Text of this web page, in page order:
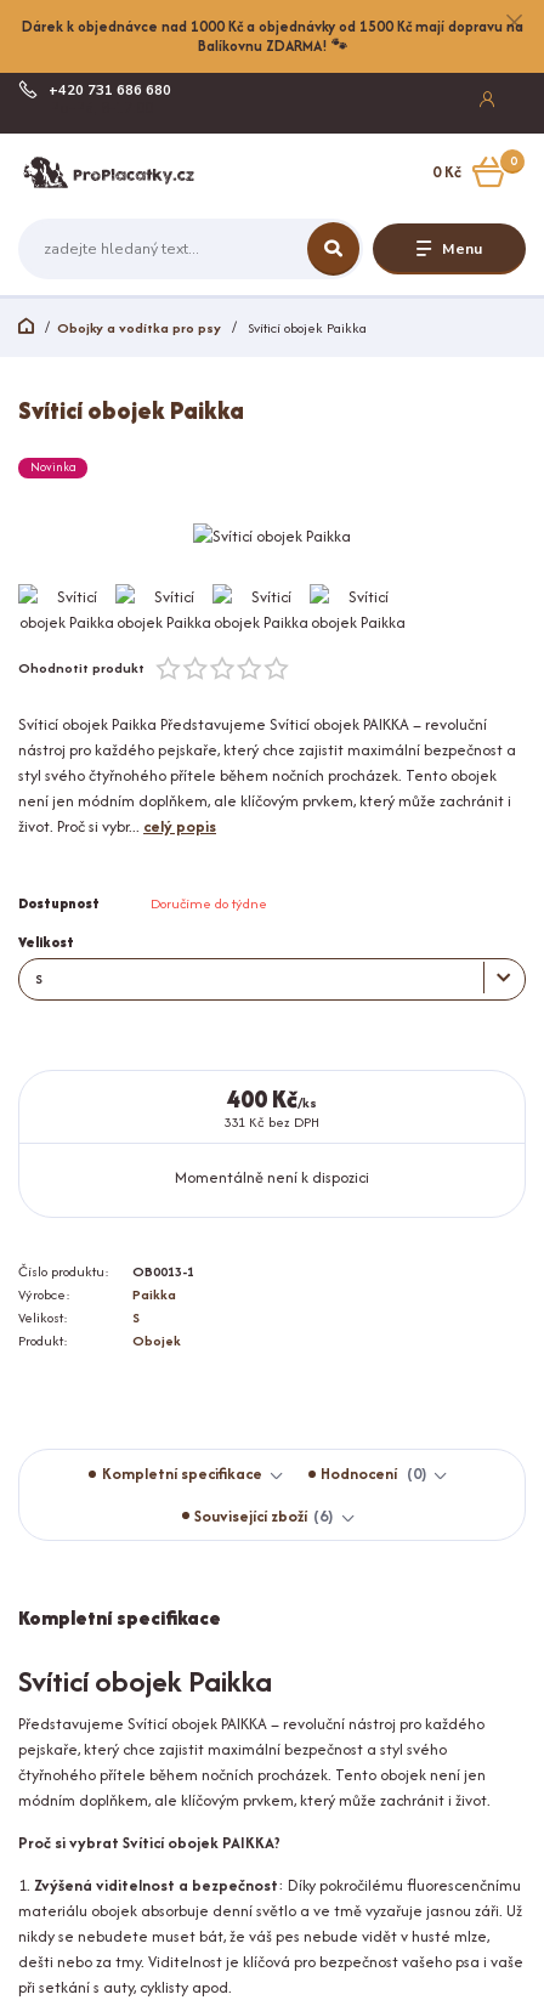
Dárek k objednávce nad 1000 Kč a objednávky od 1500 Kč mají dopravu na
Balíkovnu ZDARMA! 🐾
Menu
+420 731 686 680
0
0 Kč
Obojky a vodítka pro psy Svíticí obojek Paikka
Svíticí obojek Paikka
Novinka
Ohodnotit produkt
Svíticí obojek Paikka Představujeme Svíticí obojek PAIKKA – revoluční
nástroj pro každého pejskaře, který chce zajistit maximální bezpečnost a
styl svého čtyřnohého přítele během nočních procházek. Tento obojek
není jen módním doplňkem, ale klíčovým prvkem, který může zachránit i
život. Proč si vybr... celý popis
Dostupnost Doručíme do týdne
Velikost
400 Kč/ks
331 Kč bez DPH
Momentálně není k dispozici
Číslo produktu:
OB0013-1
Výrobce:
Paikka
Velikost:
S
Produkt:
Obojek
Kompletní specifikace Hodnocení
0
Související zboží 6
Kompletní specifikace
Svíticí obojek Paikka
Představujeme Svíticí obojek PAIKKA – revoluční nástroj pro každého
pejskaře, který chce zajistit maximální bezpečnost a styl svého
čtyřnohého přítele během nočních procházek. Tento obojek není jen
módním doplňkem, ale klíčovým prvkem, který může zachránit i život.
Proč si vybrat Svíticí obojek PAIKKA?
1. Zvýšená viditelnost a bezpečnost: Díky pokročilému fluorescenčnímu
materiálu obojek absorbuje denní světlo a ve tmě vyzařuje jasnou záři. Už
nikdy se nebudete muset bát, že váš pes nebude vidět v husté mlze,
dešti nebo za tmy. Viditelnost je klíčová pro bezpečnost vašeho psa i vaše
při setkání s auty, cyklisty apod.